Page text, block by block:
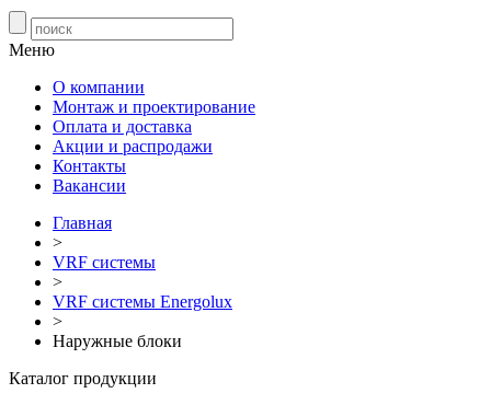
Меню
О компании
Монтаж и проектирование
Оплата и доставка
Акции и распродажи
Контакты
Вакансии
Главная
>
VRF системы
>
VRF системы Energolux
>
Наружные блоки
Каталог продукции